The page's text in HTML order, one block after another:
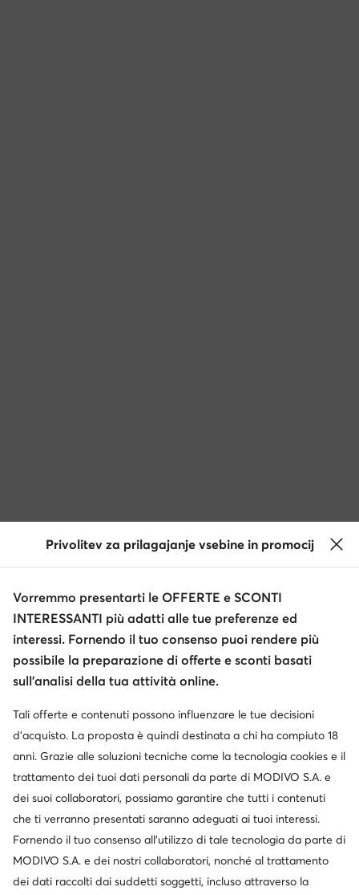
Privolitev za prilagajanje vsebine in promocij
Vorremmo presentarti le OFFERTE e SCONTI
INTERESSANTI più adatti alle tue preferenze ed
interessi. Fornendo il tuo consenso puoi rendere più
possibile la preparazione di offerte e sconti basati
sull’analisi della tua attività online.
Tali offerte e contenuti possono influenzare le tue decisioni
d’acquisto. La proposta è quindi destinata a chi ha compiuto 18
anni. Grazie alle soluzioni tecniche come la tecnologia cookies e il
trattamento dei tuoi dati personali da parte di MODIVO S.A. e
dei suoi collaboratori, possiamo garantire che tutti i contenuti
che ti verranno presentati saranno adeguati ai tuoi interessi.
Fornendo il tuo consenso all’utilizzo di tale tecnologia da parte di
MODIVO S.A. e dei nostri collaboratori, nonché al trattamento
dei dati raccolti dai suddetti soggetti, incluso attraverso la